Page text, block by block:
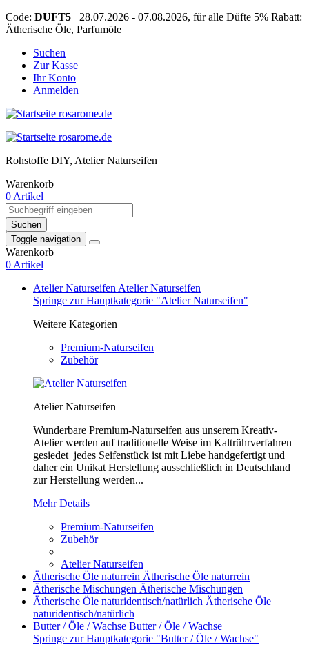
Code: DUFT5 28.07.2026 - 07.08.2026, für alle Düfte 5% Rabatt:
Ätherische Öle, Parfumöle
Suchen
Zur Kasse
Ihr Konto
Anmelden
Rohstoffe DIY, Atelier Naturseifen
Warenkorb
0 Artikel
Suchen
Toggle navigation
Warenkorb
0 Artikel
Atelier Naturseifen Atelier Naturseifen
Springe zur Hauptkategorie "Atelier Naturseifen"
Weitere Kategorien
Premium-Naturseifen
Zubehör
Atelier Naturseifen
Wunderbare Premium-Naturseifen aus unserem Kreativ-
Atelier werden auf traditionelle Weise im Kaltrührverfahren
gesiedet jedes Seifenstück ist mit Liebe handgefertigt und
daher ein Unikat Herstellung ausschließlich in Deutschland
zur Herstellung werden...
Mehr Details
Premium-Naturseifen
Zubehör
Atelier Naturseifen
Ätherische Öle naturrein Ätherische Öle naturrein
Ätherische Mischungen Ätherische Mischungen
Ätherische Öle naturidentisch/natürlich Ätherische Öle
naturidentisch/natürlich
Butter / Öle / Wachse Butter / Öle / Wachse
Springe zur Hauptkategorie "Butter / Öle / Wachse"